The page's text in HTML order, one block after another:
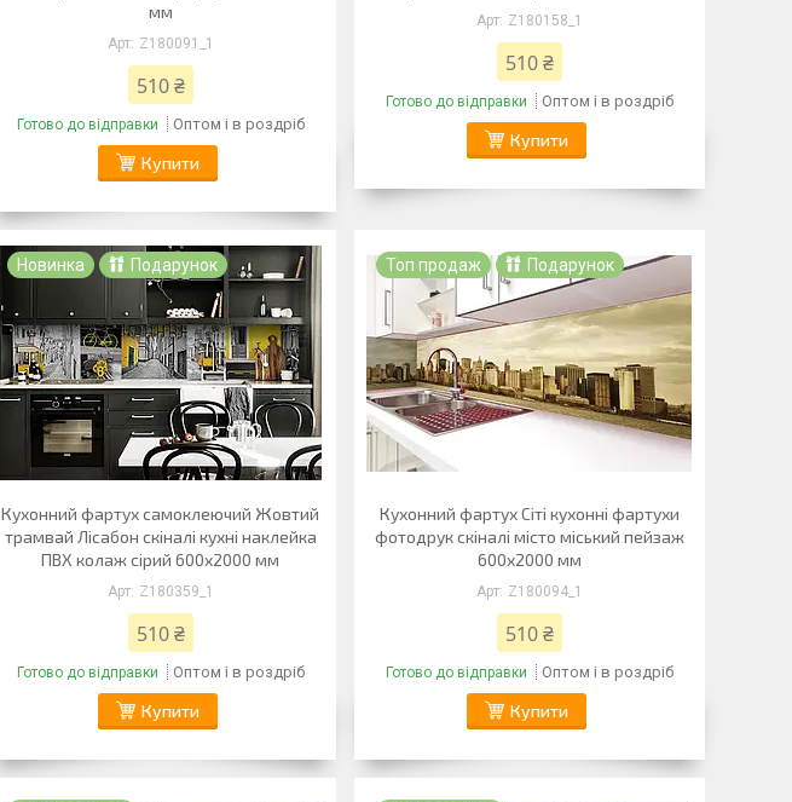
мм
Z180091_1
510 ₴
Готово до відправки Оптом і в роздріб
Купити
Z180158_1
510 ₴
Готово до відправки Оптом і в роздріб
Купити
Новинка Подарунок
Кухонний фартух самоклеючий Жовтий
трамвай Лісабон скіналі кухні наклейка
ПВХ колаж сірий 600х2000 мм
Z180359_1
510 ₴
Готово до відправки Оптом і в роздріб
Купити
Топ продаж Подарунок
Кухонний фартух Сіті кухонні фартухи
фотодрук скіналі місто міський пейзаж
600х2000 мм
Z180094_1
510 ₴
Готово до відправки Оптом і в роздріб
Купити